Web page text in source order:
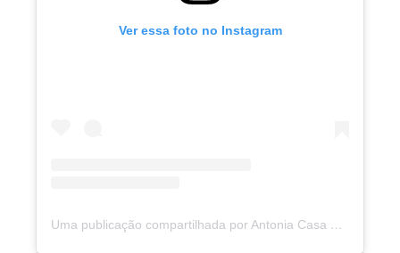
Ver essa foto no Instagram
Uma publicação compartilhada por Antonia Casa & Decoração